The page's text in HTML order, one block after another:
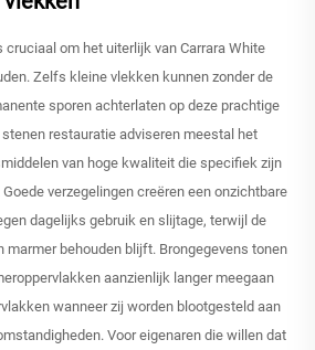
cruciaal om het uiterlijk van Carrara White
Zelfs kleine vlekken kunnen zonder de
sporen achterlaten op deze prachtige
restauratie adviseren meestal het
van hoge kwaliteit die specifiek zijn
verzegelingen creëren een onzichtbare
dagelijks gebruik en slijtage, terwijl de
marmer behouden blijft. Brongegevens tonen
aanzienlijk langer meegaan
wanneer zij worden blootgesteld aan
Voor eigenaren die willen dat